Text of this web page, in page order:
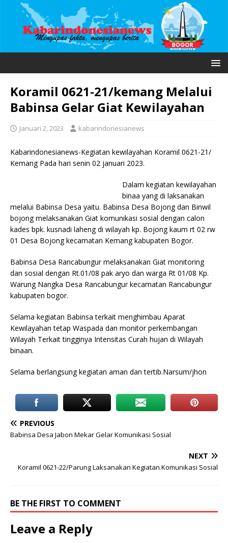
Koramil 0621-21/kemang Melalui
Babinsa Gelar Giat Kewilayahan
Januari 2, 2023 kabarindonesianews
Kabarindonesianews-Kegiatan kewilayahan Koramil 0621-21/
Kemang Pada hari senin 02 januari 2023.
Dalam kegiatan kewilayahan
binaa yang di laksanakan
melalui Babinsa Desa yaitu. Babinsa Desa Bojong dan Binwil
bojong melaksanakan Giat komunikasi sosial dengan calon
kades bpk. kusnadi laheng di wilayah kp. Bojong kaum rt 02 rw
01 Desa Bojong kecamatan Kemang kabupaten Bogor.
Babinsa Desa Rancabungur melaksanakan Giat monitoring
dan sosial dengan Rt.01/08 pak aryo dan warga Rt 01/08 Kp.
Warung Nangka Desa Rancabungur kecamatan Rancabungur
kabupaten bogor.
Selama kegiatan Babinsa terkait menghimbau Aparat
Kewilayahan tetap Waspada dan monitor perkembangan
Wilayah Terkait tingginya Intensitas Curah hujan di Wilayah
binaan.
Selama berlangsung kegiatan aman dan tertib.Narsum/jhon
PREVIOUS
Babinsa Desa Jabon Mekar Gelar Komunikasi Sosial
NEXT
Koramil 0621-22/Parung Laksanakan Kegiatan Komunikasi Sosial
BE THE FIRST TO COMMENT
Leave a Reply